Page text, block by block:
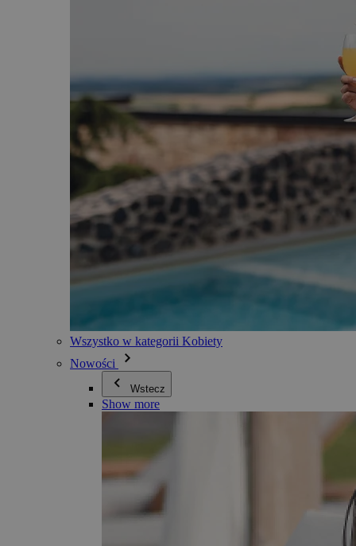
Wszystko w kategorii Kobiety
Nowości
Wstecz
Show more